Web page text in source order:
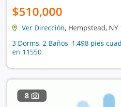
$510,000
Ver Dirección, Hempstead, NY
3 Dorms, 2 Baños, 1,498 pies
en 11550
8